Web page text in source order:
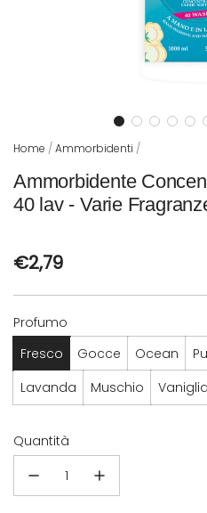
Home /Ammorbidenti /
Ammorbidente
40 lav - Varie
Prezzo
normale
€2,79
Profumo
Fresco
Gocce Ocean
Lavanda
Muschio Vaniglia
Quantità